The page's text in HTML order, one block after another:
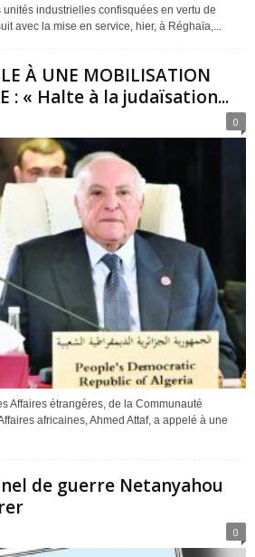
industrielles confisquées en vertu de
avec la mise en service, hier, à Réghaïa,...
À UNE MOBILISATION
: « Halte à la judaïsation...
0
Affaires étrangères, de la Communauté
africaines, Ahmed Attaf, a appelé à une
de guerre Netanyahou
0